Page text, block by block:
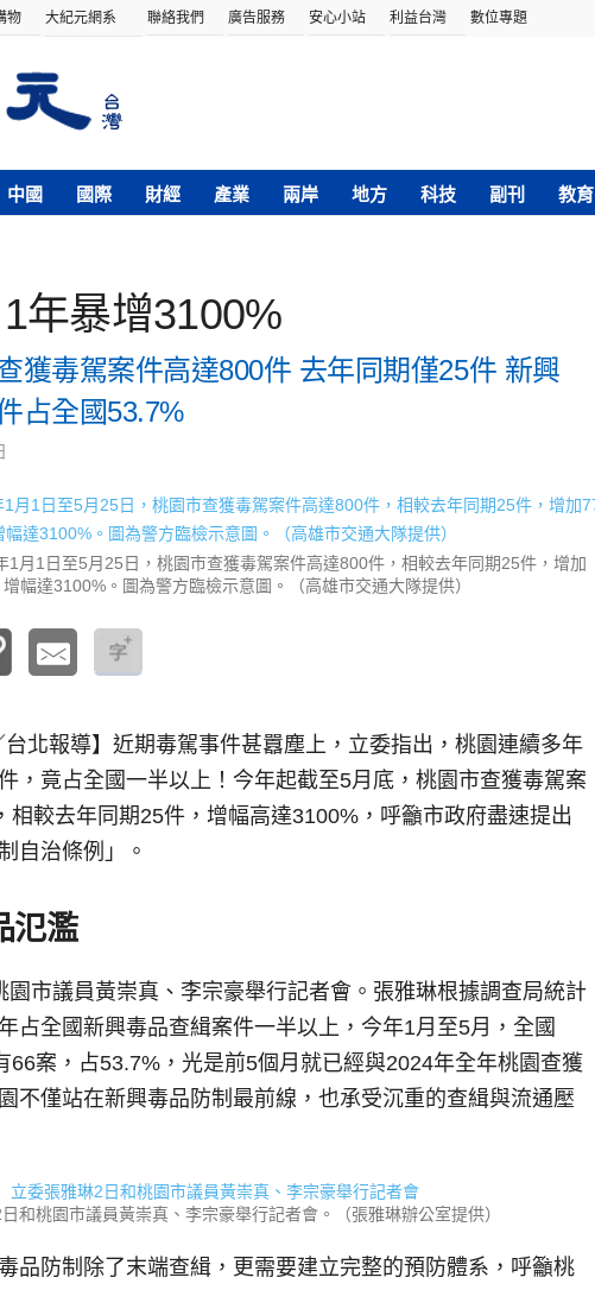
物 大紀元網系 聯絡我們 廣告服務 安心小站 利益台灣 數位專題
中國 國際 財經 產業 兩岸 地方 科技 副刊 教育
年暴增3100%
獲毒駕案件高達800件 去年同期僅25件 新興
占全國53.7%
1月1日至5月25日，桃園市查獲毒駕案件高達800件，相較去年同期25件，增加
幅達3100%。圖為警方臨檢示意圖。（高雄市交通大隊提供）
北報導】 近期毒駕事件甚囂塵上，立委指出，桃園連續多年
，竟占全國一半以上！今年起截至5月底，桃園市查獲毒駕案
相較去年同期25件，增幅高達3100%，呼籲市政府盡速提出
自治條例」。
氾濫
園市議員黃崇真、李宗豪舉行記者會。張雅琳根據調查局統計
占全國新興毒品查緝案件一半以上，今年1月至5月，全國
66案，占53.7%，光是前5個月就已經與2024年全年桃園查獲
不僅站在新興毒品防制最前線，也承受沉重的查緝與流通壓
和桃園市議員黃崇真、李宗豪舉行記者會。（張雅琳辦公室提供）
品防制除了末端查緝，更需要建立完整的預防體系，呼籲桃